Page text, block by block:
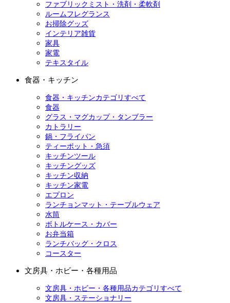
ファブリックミスト・洗剤・柔軟剤
ルームフレグランス
お掃除グッズ
インテリア雑貨
家具
家電
テキスタイル
食器・キッチン
食器・キッチンカテゴリすべて
食器
グラス・マグカップ・タンブラー
カトラリー
鍋・フライパン
ティーポット・急須
キッチンツール
キッチングッズ
キッチン収納
キッチン家電
エプロン
ランチョンマット・テーブルウェア
水筒
ボトルケース・カバー
お弁当箱
ランチバッグ・クロス
コースター
文房具・ホビー・各種用品
文房具・ホビー・各種用品カテゴリすべて
文房具・ステーショナリー